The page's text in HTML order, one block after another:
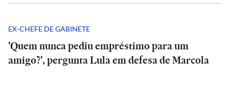
EX-CHEFE DE GABINETE
'Quem nunca pediu empréstimo para um
amigo?', pergunta Lula em defesa de Marcola